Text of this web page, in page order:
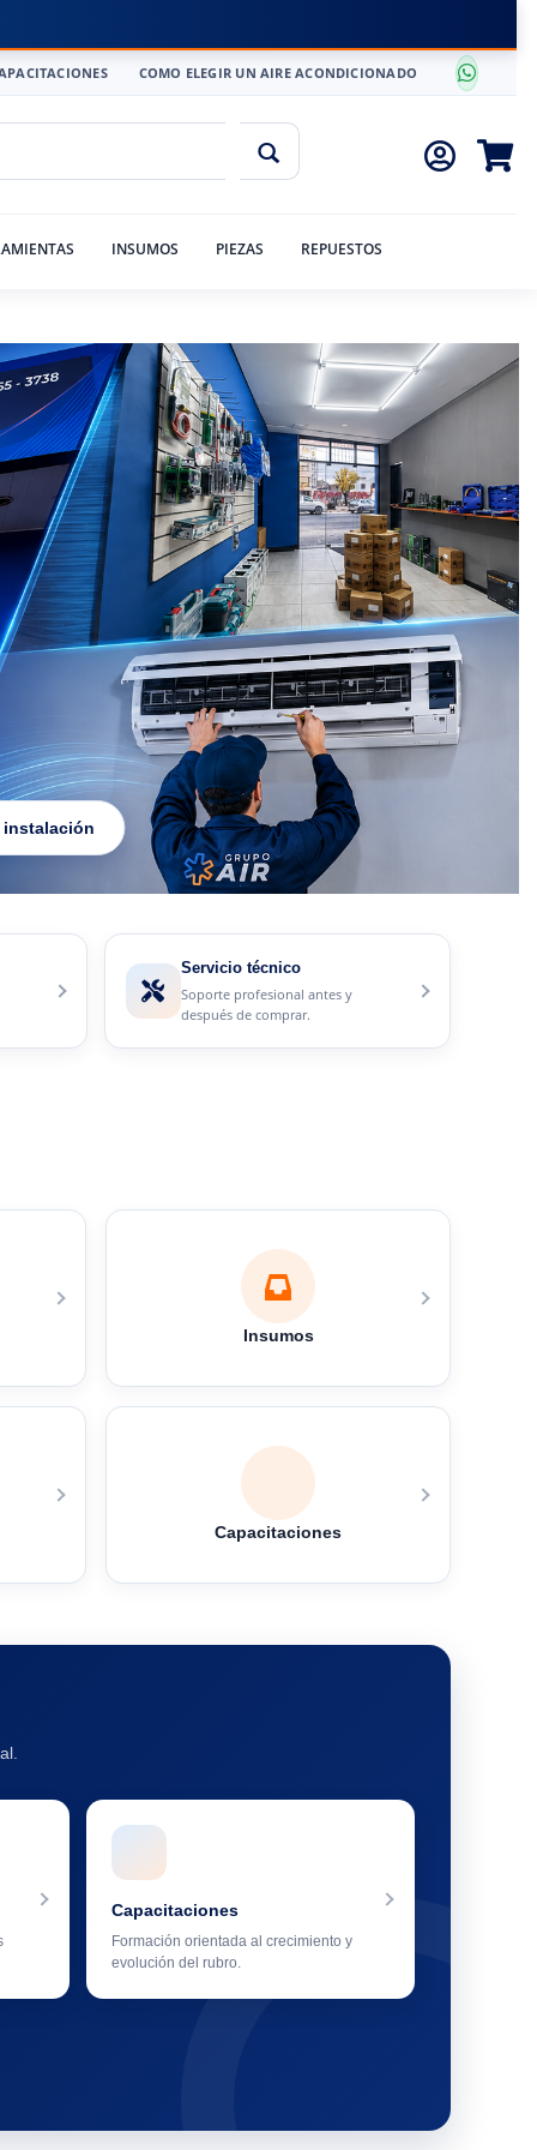
COMO ELEGIR UN AIRE ACONDICIONADO
INSUMOS PIEZAS REPUESTOS
instalación
Servicio técnico
Soporte profesional antes y
después de comprar.
Insumos
Capacitaciones
Capacitaciones
Formación orientada al crecimiento y
evolución del rubro.